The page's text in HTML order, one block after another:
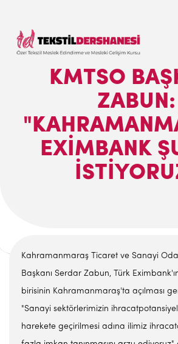
KMTSO
ZABUN:
EXIMBANK
Kahramanmaraş Ticaret ve Sanayi
Başkanı Serdar Zabun, Türk
birisinin Kahramanmaraş'ta açılması
"Sanayi sektörlerimizin
harekete geçirilmesi adına ilimiz